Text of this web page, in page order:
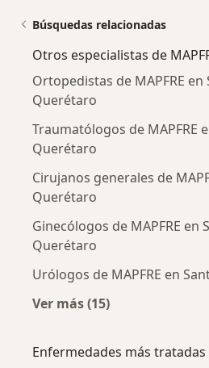
Búsquedas relacionadas
Otros especialistas de
Ortopedistas de MAPFRE
Querétaro
Traumatólogos de MAPFRE
Querétaro
Cirujanos generales de
Querétaro
Ginecólogos de MAPFRE en
Querétaro
Urólogos de MAPFRE en
Ver más (15)
Enfermedades más tratadas